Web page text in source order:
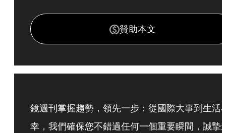
贊助本文
鏡週刊掌握趨勢，領先一步：從國際大事到生活
幸，我們確保您不錯過任何一個重要瞬間，誠摯